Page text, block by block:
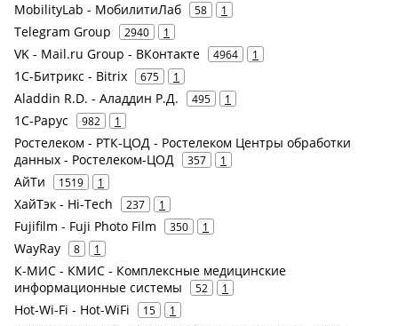
MobilityLab - МобилитиЛаб 58 1
Telegram Group 2940 1
VK - Mail.ru Group - ВКонтакте 4964 1
1С-Битрикс - Bitrix 675 1
Aladdin R.D. - Аладдин Р.Д. 495 1
1С-Рарус 982 1
Ростелеком - РТК-ЦОД - Ростелеком Центры обработки
данных - Ростелеком-ЦОД
357 1
АйТи 1519 1
ХайТэк - Hi-Tech 237 1
Fujifilm - Fuji Photo Film 350 1
WayRay 8 1
К-МИС - КМИС - Комплексные медицинские
информационные системы
52 1
Hot-Wi-Fi - Hot-WiFi 15 1